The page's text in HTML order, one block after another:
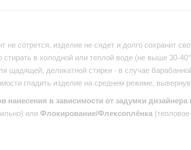
не сотрется, изделие не сядет и долго сохранит
стирать в холодной или теплой воде (не выше 30-
щадящей, деликатной стирки - в случае
гладить изделие на среднем режиме, вывернув
нанесения в зависимости от задумки
или Флокирование/Флексоплёнка